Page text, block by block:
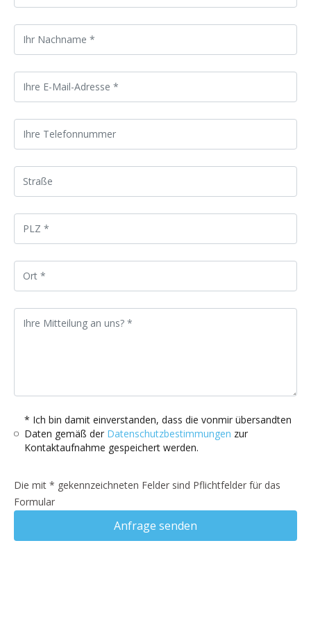
* Ich bin damit einverstanden, dass die vonmir übersandten
Daten gemäß der Datenschutzbestimmungen zur
Kontaktaufnahme gespeichert werden.
Die mit * gekennzeichneten Felder sind Pflichtfelder für das
Formular
Anfrage senden